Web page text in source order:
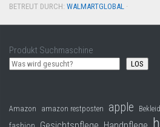
BETREUT DURCH: WALMARTGLOBAL ·
Produkt Suchmaschine
LOS
Amazon amazon restposten apple